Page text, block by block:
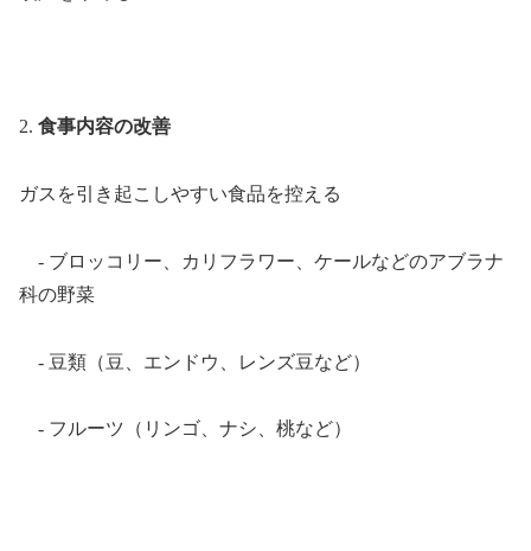
2. 食事内容の改善
ガスを引き起こしやすい食品を控える
- ブロッコリー、カリフラワー、ケールなどのアブラナ
科の野菜
- 豆類（豆、エンドウ、レンズ豆など）
- フルーツ（リンゴ、ナシ、桃など）